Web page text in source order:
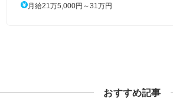
月給21万5,000円～31万円
おすすめ記事